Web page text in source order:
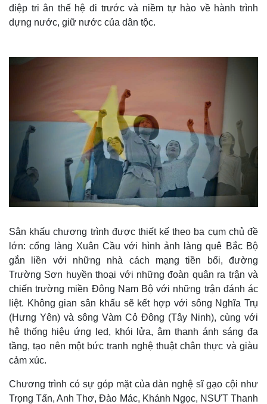
điệp tri ân thế hệ đi trước và niềm tự hào về hành trình
dựng nước, giữ nước của dân tộc.
Sân khấu chương trình được thiết kế theo ba cụm chủ đề
lớn: cổng làng Xuân Cầu với hình ảnh làng quê Bắc Bộ
gắn liền với những nhà cách mạng tiền bối, đường
Trường Sơn huyền thoại với những đoàn quân ra trận và
chiến trường miền Đông Nam Bộ với những trận đánh ác
liệt. Không gian sân khấu sẽ kết hợp với sông Nghĩa Trụ
(Hưng Yên) và sông Vàm Cỏ Đông (Tây Ninh), cùng với
hệ thống hiệu ứng led, khói lửa, âm thanh ánh sáng đa
tầng, tạo nên một bức tranh nghệ thuật chân thực và giàu
cảm xúc.
Chương trình có sự góp mặt của dàn nghệ sĩ gạo cội như
Trọng Tấn, Anh Thơ, Đào Mác, Khánh Ngọc, NSƯT Thanh